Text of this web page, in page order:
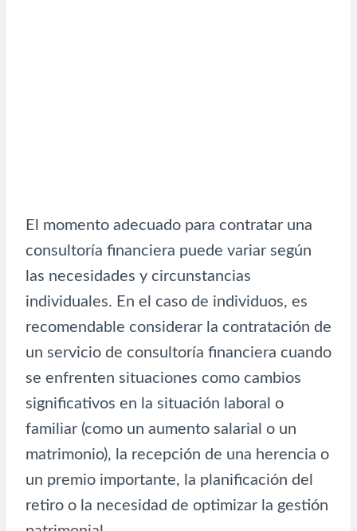
El momento adecuado para contratar una
consultoría financiera puede variar según
las necesidades y circunstancias
individuales. En el caso de individuos, es
recomendable considerar la contratación de
un servicio de consultoría financiera cuando
se enfrenten situaciones como cambios
significativos en la situación laboral o
familiar (como un aumento salarial o un
matrimonio), la recepción de una herencia o
un premio importante, la planificación del
retiro o la necesidad de optimizar la gestión